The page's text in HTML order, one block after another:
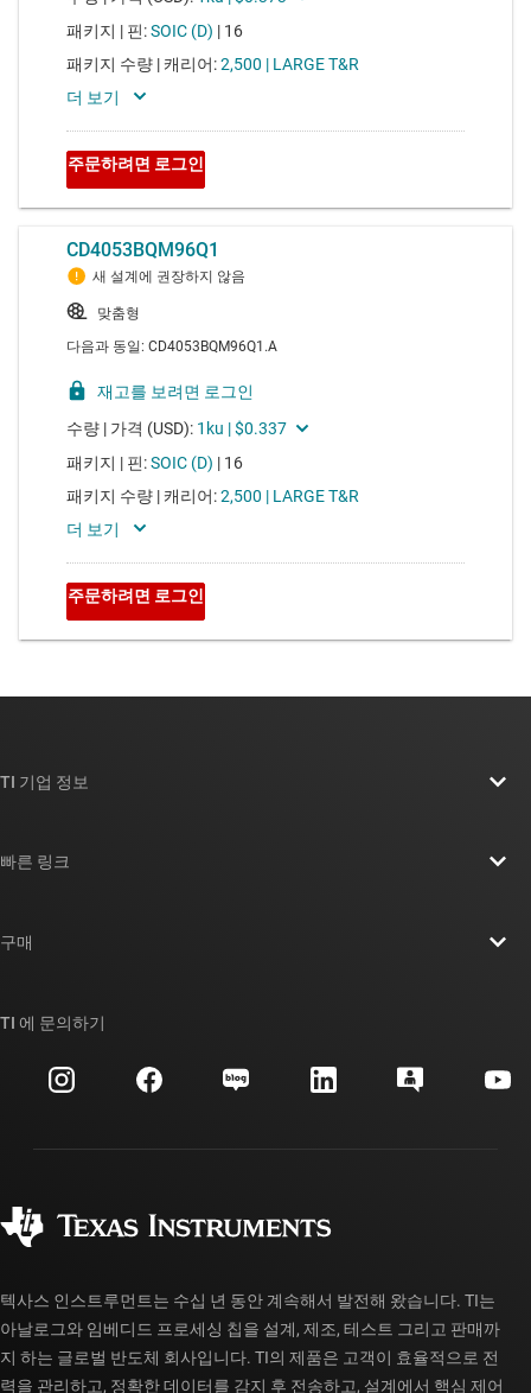
TI 기업 정보
투자 관계
제조
빠른 링크
대체품 검색
고객 지원 센터
myTI 계정 FAQ
구매
주문 FAQ
TI 에 문의하기
텍사스 인스트루먼트는 수십 년 동안 계속해서 발전해 왔습니다. TI는
아날로그와 임베디드 프로세싱 칩을 설계, 제조, 테스트 그리고 판매까
지 하는 글로벌 반도체 회사입니다. TI의 제품은 고객이 효율적으로 전
력을 관리하고, 정확한 데이터를 감지 후 전송하고, 설계에서 핵심 제어